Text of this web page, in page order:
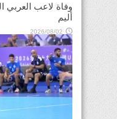
وفاة لاعب العربي
أليم
2026/08/02